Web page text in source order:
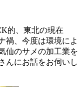
的、東北の現在
禍、今度は環境によ
仙のサメの加工業を
んにお話をお伺いし